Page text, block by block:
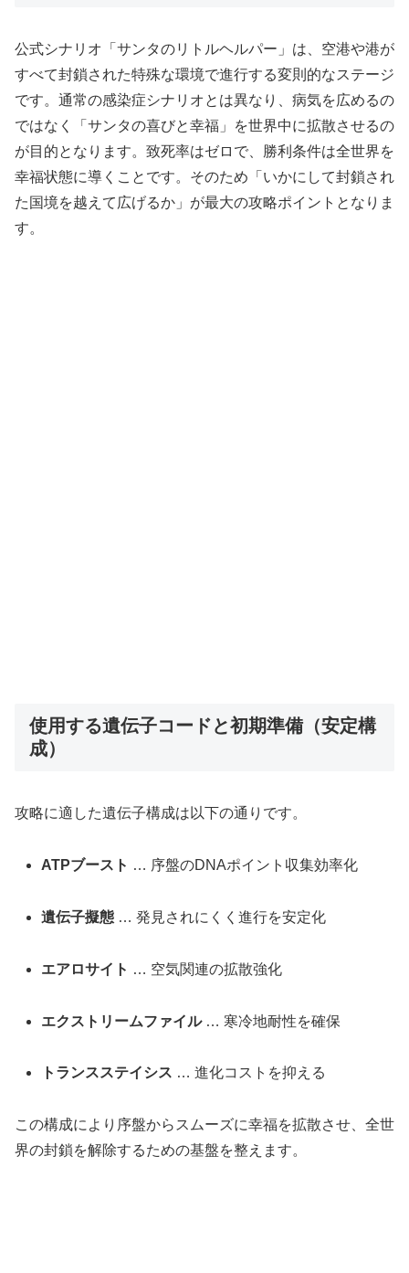
公式シナリオ「サンタのリトルヘルパー」は、空港や港が
すべて封鎖された特殊な環境で進行する変則的なステージ
です。通常の感染症シナリオとは異なり、病気を広めるの
ではなく「サンタの喜びと幸福」を世界中に拡散させるの
が目的となります。致死率はゼロで、勝利条件は全世界を
幸福状態に導くことです。そのため「いかにして封鎖され
た国境を越えて広げるか」が最大の攻略ポイントとなりま
す。
使用する遺伝子コードと初期準備（安定構
成）
攻略に適した遺伝子構成は以下の通りです。
ATPブースト … 序盤のDNAポイント収集効率化
遺伝子擬態 … 発見されにくく進行を安定化
エアロサイト … 空気関連の拡散強化
エクストリームファイル… 寒冷地耐性を確保
トランスステイシス … 進化コストを抑える
この構成により序盤からスムーズに幸福を拡散させ、全世
界の封鎖を解除するための基盤を整えます。